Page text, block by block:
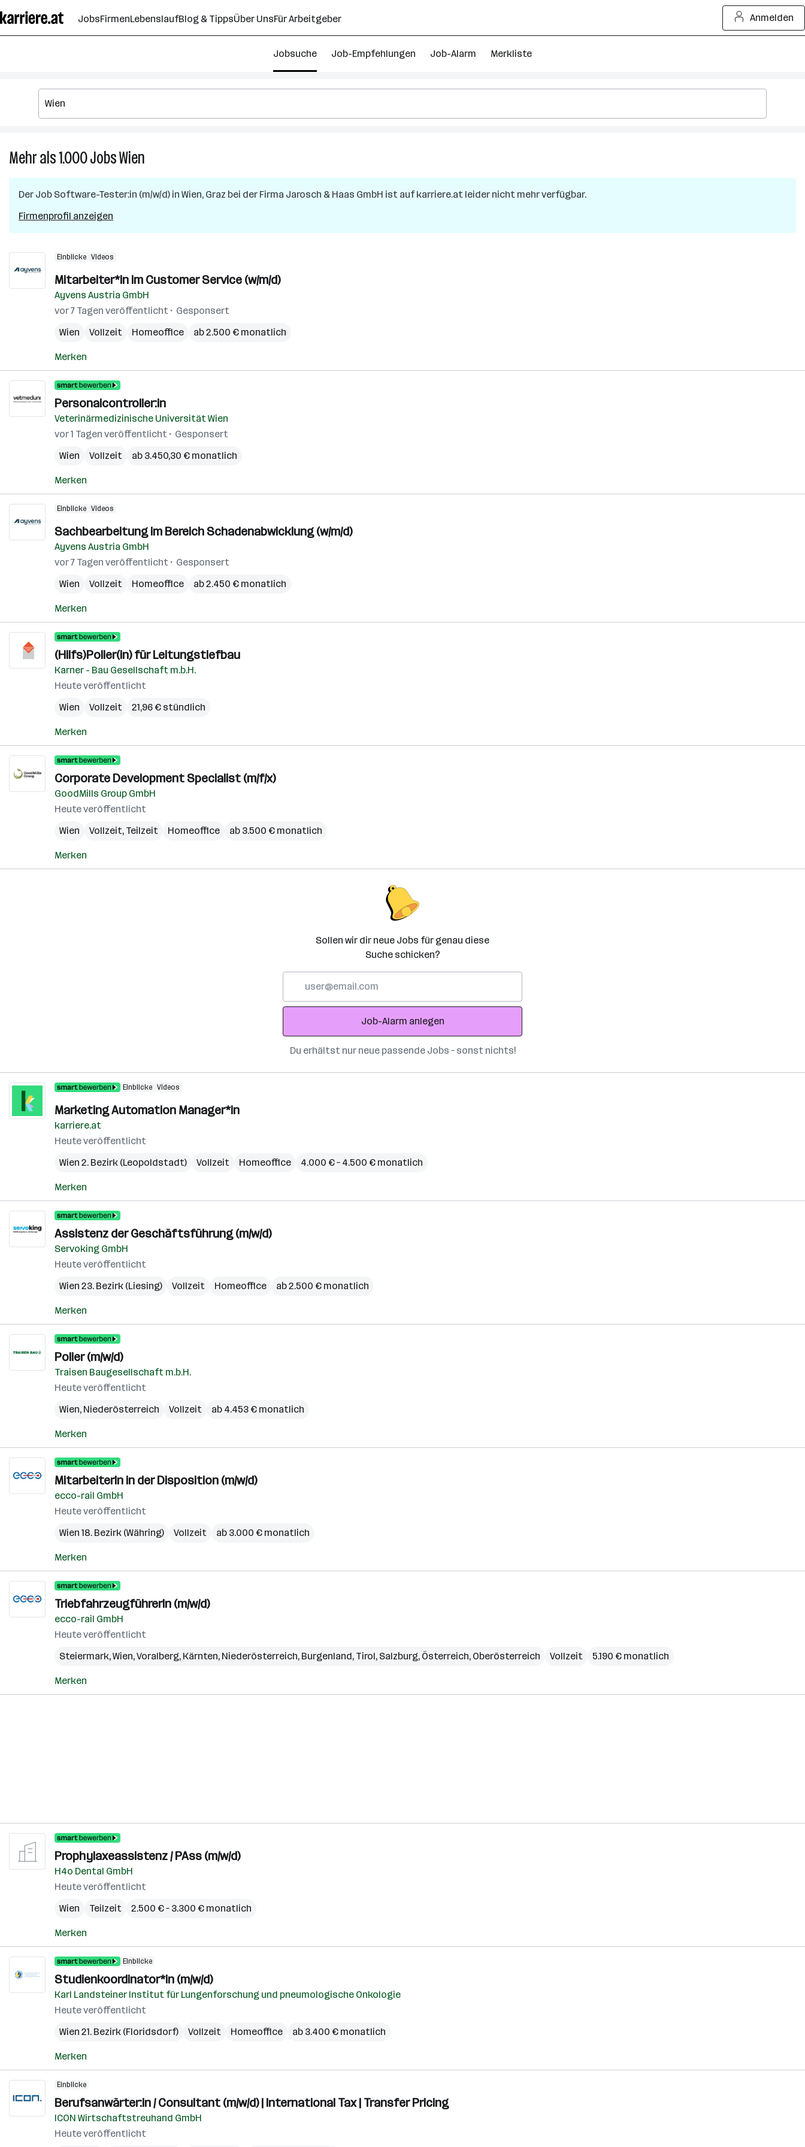
Seiteninhalt
springen
JobsFirmenLebenslaufBlog & TippsÜber UnsFür Arbeitgeber Anmelden
Jobsuche Job-Empfehlungen Job-Alarm Merkliste
Mehr als 1.000JobsWien
Jobs
Der Job Software-Tester:in (m/w/d) in Wien, Graz bei der Firma Jarosch & Haas GmbH ist auf karriere.at leider nicht mehr verfügbar.
Firmenprofil anzeigen
Einblicke Videos
Mitarbeiter*in im Customer Service (w/m/d)
Ayvens Austria GmbH
vor 7 Tagen veröffentlicht
Gesponsert
Wien
Vollzeit Homeoffice ab 2.500 € monatlich
Merken
Personalcontroller:in
Veterinärmedizinische Universität Wien
vor 1 Tagen veröffentlicht
Gesponsert
Wien
Vollzeit ab 3.450,30 € monatlich
Merken
Einblicke Videos
Sachbearbeitung im Bereich Schadenabwicklung (w/m/d)
Ayvens Austria GmbH
vor 7 Tagen veröffentlicht
Gesponsert
Wien
Vollzeit Homeoffice ab 2.450 € monatlich
Merken
(Hilfs)Polier(in) für Leitungstiefbau
Karner - Bau Gesellschaft m.b.H.
Heute veröffentlicht
Wien
Vollzeit 21,96 € stündlich
Merken
Corporate Development Specialist (m/f/x)
GoodMills Group GmbH
Heute veröffentlicht
Wien
Vollzeit, Teilzeit Homeoffice ab 3.500 € monatlich
Merken
Sollen wir dir neue Jobs für genau diese
Suche schicken?
Adresse
Job-Alarm anlegen
Du erhältst nur neue passende Jobs – sonst nichts!
Einblicke Videos
Marketing Automation Manager*in
karriere.at
Heute veröffentlicht
Wien 2. Bezirk (Leopoldstadt)
Vollzeit Homeoffice 4.000 € – 4.500 € monatlich
Merken
Assistenz der Geschäftsführung (m/w/d)
Servoking GmbH
Heute veröffentlicht
Wien 23. Bezirk (Liesing)
Vollzeit Homeoffice ab 2.500 € monatlich
Merken
Polier (m/w/d)
Traisen Baugesellschaft m.b.H.
Heute veröffentlicht
Wien, Niederösterreich Vollzeit ab 4.453 € monatlich
Merken
MitarbeiterIn in der Disposition (m/w/d)
ecco-rail GmbH
Heute veröffentlicht
Wien 18. Bezirk (Währing)
Vollzeit ab 3.000 € monatlich
Merken
TriebfahrzeugführerIn (m/w/d)
ecco-rail GmbH
Heute veröffentlicht
Steiermark,Wien,Voralberg, Kärnten, Niederösterreich, Burgenland, Tirol, Salzburg, Österreich, Oberösterreich Vollzeit 5.190 € monatlich
Merken
Prophylaxeassistenz / PAss (m/w/d)
H4o Dental GmbH
Heute veröffentlicht
Wien
Teilzeit 2.500 € – 3.300 € monatlich
Merken
Einblicke
Studienkoordinator*in (m/w/d)
Karl Landsteiner Institut für Lungenforschung und pneumologische Onkologie
Heute veröffentlicht
Wien 21. Bezirk (Floridsdorf)
Vollzeit Homeoffice ab 3.400 € monatlich
Merken
Einblicke
Berufsanwärter:in / Consultant (m/w/d) | International Tax | Transfer Pricing
ICON Wirtschaftstreuhand GmbH
Heute veröffentlicht